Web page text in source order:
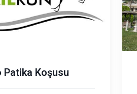
Patika Koşusu